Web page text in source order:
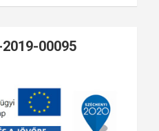
00095